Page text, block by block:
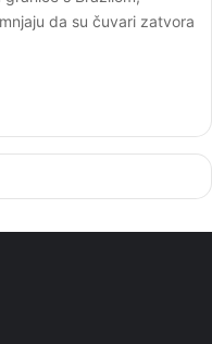
da su čuvari zatvora